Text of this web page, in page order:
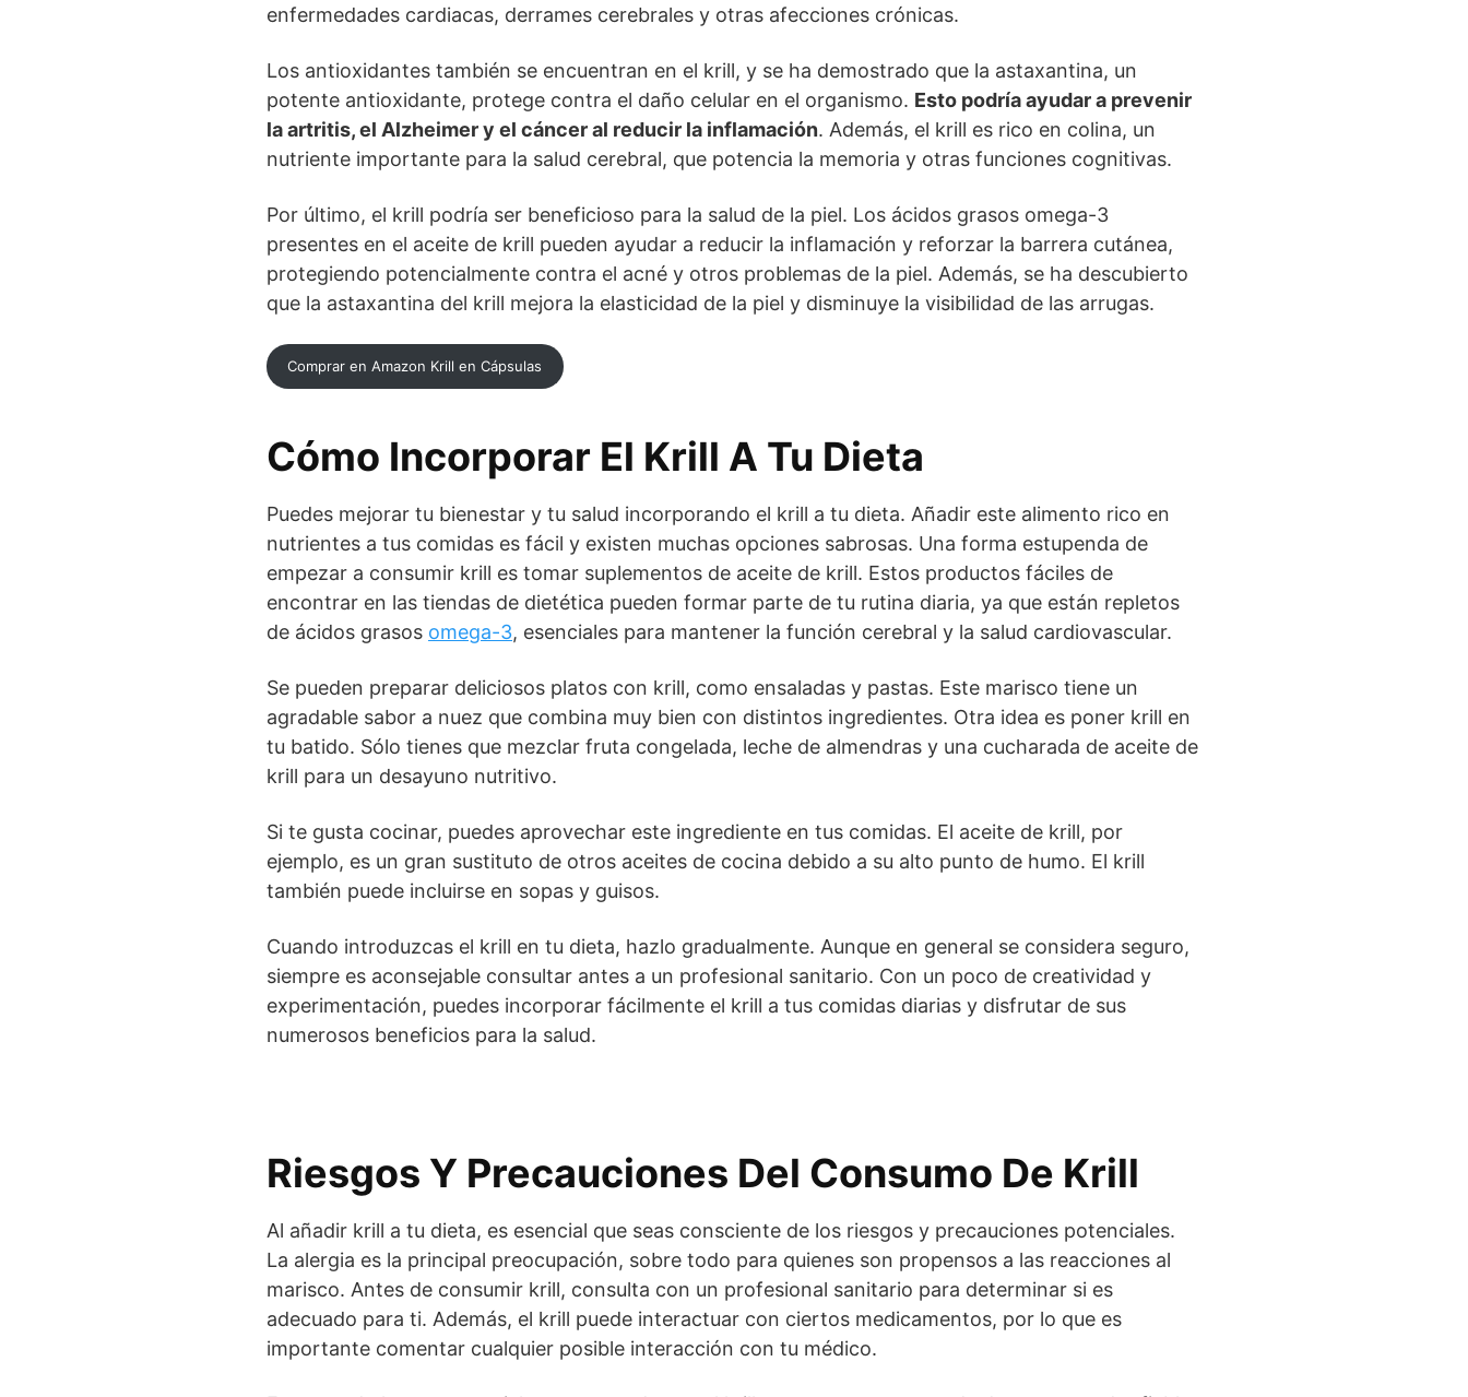
enfermedades cardiacas, derrames cerebrales y otras afecciones crónicas.
Los antioxidantes también se encuentran en el krill, y se ha demostrado que la astaxantina, un
potente antioxidante, protege contra el daño celular en el organismo. Esto podría ayudar a prevenir
la artritis, el Alzheimer y el cáncer al reducir la inflamación. Además, el krill es rico en colina, un
nutriente importante para la salud cerebral, que potencia la memoria y otras funciones cognitivas.
Por último, el krill podría ser beneficioso para la salud de la piel. Los ácidos grasos omega-3
presentes en el aceite de krill pueden ayudar a reducir la inflamación y reforzar la barrera cutánea,
protegiendo potencialmente contra el acné y otros problemas de la piel. Además, se ha descubierto
que la astaxantina del krill mejora la elasticidad de la piel y disminuye la visibilidad de las arrugas.
Comprar en Amazon Krill en Cápsulas
Cómo Incorporar El Krill A Tu Dieta
Puedes mejorar tu bienestar y tu salud incorporando el krill a tu dieta. Añadir este alimento rico en
nutrientes a tus comidas es fácil y existen muchas opciones sabrosas. Una forma estupenda de
empezar a consumir krill es tomar suplementos de aceite de krill. Estos productos fáciles de
encontrar en las tiendas de dietética pueden formar parte de tu rutina diaria, ya que están repletos
de ácidos grasos omega-3, esenciales para mantener la función cerebral y la salud cardiovascular.
Se pueden preparar deliciosos platos con krill, como ensaladas y pastas. Este marisco tiene un
agradable sabor a nuez que combina muy bien con distintos ingredientes. Otra idea es poner krill en
tu batido. Sólo tienes que mezclar fruta congelada, leche de almendras y una cucharada de aceite de
krill para un desayuno nutritivo.
Si te gusta cocinar, puedes aprovechar este ingrediente en tus comidas. El aceite de krill, por
ejemplo, es un gran sustituto de otros aceites de cocina debido a su alto punto de humo. El krill
también puede incluirse en sopas y guisos.
Cuando introduzcas el krill en tu dieta, hazlo gradualmente. Aunque en general se considera seguro,
siempre es aconsejable consultar antes a un profesional sanitario. Con un poco de creatividad y
experimentación, puedes incorporar fácilmente el krill a tus comidas diarias y disfrutar de sus
numerosos beneficios para la salud.
Riesgos Y Precauciones Del Consumo De Krill
Al añadir krill a tu dieta, es esencial que seas consciente de los riesgos y precauciones potenciales.
La alergia es la principal preocupación, sobre todo para quienes son propensos a las reacciones al
marisco. Antes de consumir krill, consulta con un profesional sanitario para determinar si es
adecuado para ti. Además, el krill puede interactuar con ciertos medicamentos, por lo que es
importante comentar cualquier posible interacción con tu médico.